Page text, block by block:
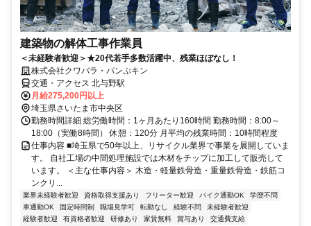
建築物の解体工事作業員
＜未経験者歓迎＞★20代若手多数活躍中、残業ほぼなし！
株式会社クワバラ・パンぷキン
交通・アクセス 北与野駅
月給275,200円以上
埼玉県さいたま市中央区
勤務時間詳細 総労働時間：1ヶ月あたり160時間 勤務時間：8:00～
18:00（実働8時間） 休憩：120分 月平均の残業時間：10時間程度
仕事内容 ■埼玉県で50年以上、リサイクル業界で事業を展開していま
す。 自社工場の中間処理施設では木材をチップに加工して販売して
います。 ＜主な仕事内容＞ 木造・軽量鉄骨造・重量鉄骨造・鉄筋コ
ンクリ...
業界未経験者歓迎 資格取得支援あり フリーター歓迎 バイク通勤OK
学歴不問
車通勤OK
固定時間制 職場見学可 転勤なし 経験不問
未経験者歓迎
経験者歓迎
有資格者歓迎 研修あり 家賃無料 賞与あり
交通費支給